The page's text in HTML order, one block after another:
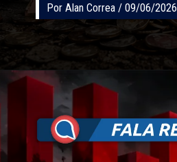
Por Alan Correa / 09/06/2026
Por Alan Correa / 09/06/2026